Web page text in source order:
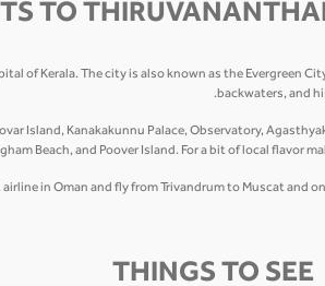
TO
of Kerala. The city is also known as the
backwaters, and
Island, Kanakakunnu Palace, Observatory,
Beach, and Poover Island. For a bit of local flavor
in Oman and fly from Trivandrum to Muscat
THINGS TO SEE